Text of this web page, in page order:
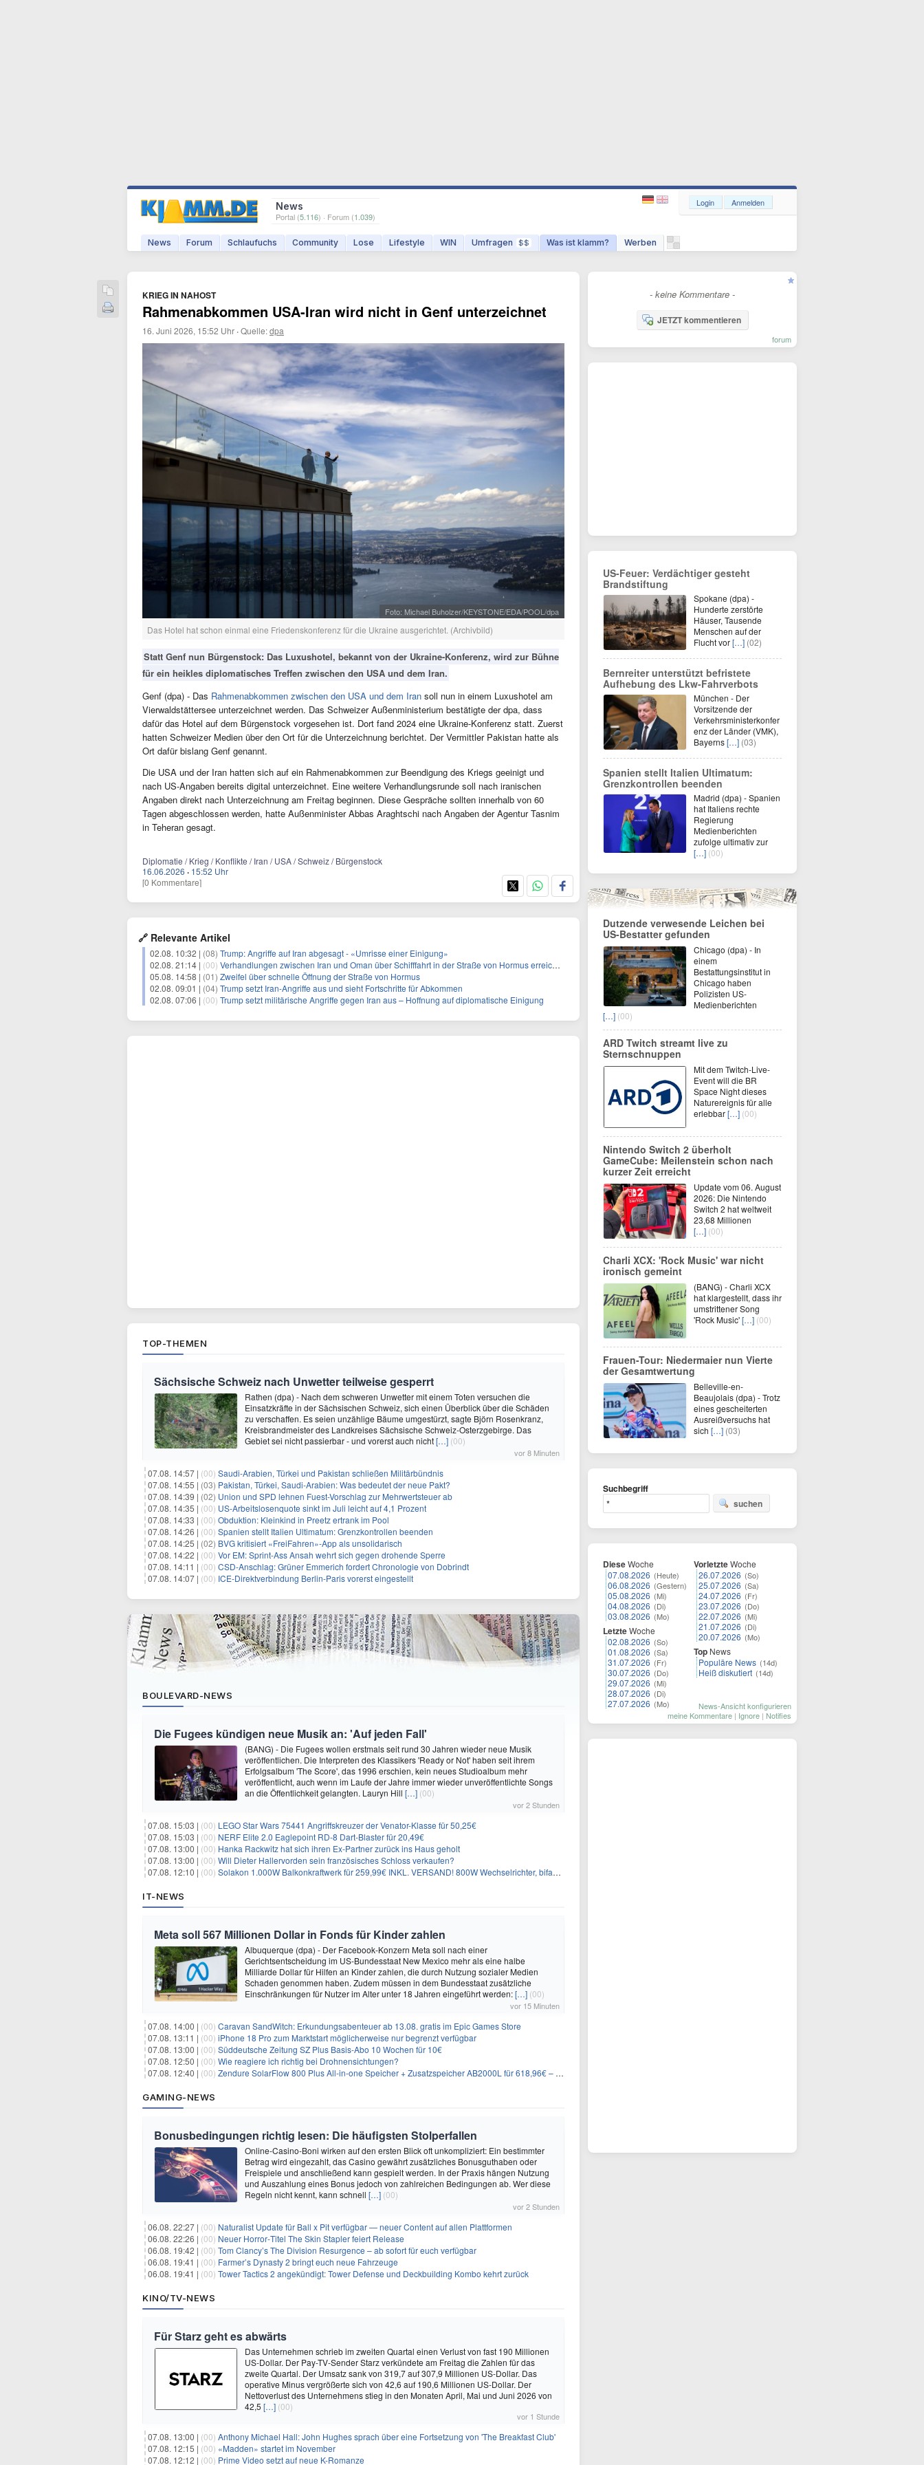
News
Portal (5.116) · Forum (1.039)
News Forum Schlaufuchs Community Lose Lifestyle WIN Umfragen $$ Was ist klamm? Werben
Login Anmelden
KRIEG IN NAHOST
Rahmenabkommen USA-Iran wird nicht in Genf unterzeichnet
16. Juni 2026, 15:52 Uhr ·Quelle:dpa
Foto: Michael Buholzer/KEYSTONE/EDA/POOL/dpa
Das Hotel hat schon einmal eine Friedenskonferenz für die Ukraine ausgerichtet. (Archivbild)
Statt Genf nun Bürgenstock: Das Luxushotel, bekannt von der Ukraine-Konferenz, wird zur Bühne
für ein heikles diplomatisches Treffen zwischen den USA und dem Iran.
Genf (dpa) - Das Rahmenabkommen zwischen den USA und dem Iran soll nun in einem Luxushotel am
Vierwaldstättersee unterzeichnet werden. Das Schweizer Außenministerium bestätigte der dpa, dass
dafür das Hotel auf dem Bürgenstock vorgesehen ist. Dort fand 2024 eine Ukraine-Konferenz statt. Zuerst
hatten Schweizer Medien über den Ort für die Unterzeichnung berichtet. Der Vermittler Pakistan hatte als
Ort dafür bislang Genf genannt.
Die USA und der Iran hatten sich auf ein Rahmenabkommen zur Beendigung des Kriegs geeinigt und
nach US-Angaben bereits digital unterzeichnet. Eine weitere Verhandlungsrunde soll nach iranischen
Angaben direkt nach Unterzeichnung am Freitag beginnen. Diese Gespräche sollten innerhalb von 60
Tagen abgeschlossen werden, hatte Außenminister Abbas Araghtschi nach Angaben der Agentur Tasnim
in Teheran gesagt.
Diplomatie / Krieg / Konflikte / Iran / USA / Schweiz / Bürgenstock
16.06.2026 · 15:52 Uhr
[0 Kommentare]
🔗 Relevante Artikel
02.08. 10:32 | (08) Trump: Angriffe auf Iran abgesagt - «Umrisse einer Einigung»
02.08. 21:14 | (00) Verhandlungen zwischen Iran und Oman über Schifffahrt in der Straße von Hormus erreichen entscheidende Phase
05.08. 14:58 | (01) Zweifel über schnelle Öffnung der Straße von Hormus
02.08. 09:01 | (04) Trump setzt Iran-Angriffe aus und sieht Fortschritte für Abkommen
02.08. 07:06 | (00) Trump setzt militärische Angriffe gegen Iran aus – Hoffnung auf diplomatische Einigung
TOP-THEMEN
Sächsische Schweiz nach Unwetter teilweise gesperrt
Rathen (dpa) - Nach dem schweren Unwetter mit einem Toten versuchen die
Einsatzkräfte in der Sächsischen Schweiz, sich einen Überblick über die Schäden
zu verschaffen. Es seien unzählige Bäume umgestürzt, sagte Björn Rosenkranz,
Kreisbrandmeister des Landkreises Sächsische Schweiz-Osterzgebirge. Das
Gebiet sei nicht passierbar - und vorerst auch nicht[…] (00)
vor 8 Minuten
07.08. 14:57 | (00) Saudi-Arabien, Türkei und Pakistan schließen Militärbündnis
07.08. 14:55 | (03) Pakistan, Türkei, Saudi-Arabien: Was bedeutet der neue Pakt?
07.08. 14:39 | (02) Union und SPD lehnen Fuest-Vorschlag zur Mehrwertsteuer ab
07.08. 14:35 | (00) US-Arbeitslosenquote sinkt im Juli leicht auf 4,1 Prozent
07.08. 14:33 | (00) Obduktion: Kleinkind in Preetz ertrank im Pool
07.08. 14:26 | (00) Spanien stellt Italien Ultimatum: Grenzkontrollen beenden
07.08. 14:25 | (02) BVG kritisiert «FreiFahren»-App als unsolidarisch
07.08. 14:22 | (00) Vor EM: Sprint-Ass Ansah wehrt sich gegen drohende Sperre
07.08. 14:11 | (00) CSD-Anschlag: Grüner Emmerich fordert Chronologie von Dobrindt
07.08. 14:07 | (00) ICE-Direktverbindung Berlin-Paris vorerst eingestellt
BOULEVARD-NEWS
Die Fugees kündigen neue Musik an: 'Auf jeden Fall'
(BANG) - Die Fugees wollen erstmals seit rund 30 Jahren wieder neue Musik
veröffentlichen. Die Interpreten des Klassikers 'Ready or Not' haben seit ihrem
Erfolgsalbum 'The Score', das 1996 erschien, kein neues Studioalbum mehr
veröffentlicht, auch wenn im Laufe der Jahre immer wieder unveröffentlichte Songs
an die Öffentlichkeit gelangten. Lauryn Hill […] (00)
vor 2 Stunden
07.08. 15:03 | (00) LEGO Star Wars 75441 Angriffskreuzer der Venator-Klasse für 50,25€
07.08. 15:03 | (00) NERF Elite 2.0 Eaglepoint RD-8 Dart-Blaster für 20,49€
07.08. 13:00 | (00) Hanka Rackwitz hat sich ihren Ex-Partner zurück ins Haus geholt
07.08. 13:00 | (00) Will Dieter Hallervorden sein französisches Schloss verkaufen?
07.08. 12:10 | (00) Solakon 1.000W Balkonkraftwerk für 259,99€ INKL. VERSAND! 800W Wechselrichter, bifazial
IT-NEWS
Meta soll 567 Millionen Dollar in Fonds für Kinder zahlen
Albuquerque (dpa) - Der Facebook-Konzern Meta soll nach einer
Gerichtsentscheidung im US-Bundesstaat New Mexico mehr als eine halbe
Milliarde Dollar für Hilfen an Kinder zahlen, die durch Nutzung sozialer Medien
Schaden genommen haben. Zudem müssen in dem Bundesstaat zusätzliche
Einschränkungen für Nutzer im Alter unter 18 Jahren eingeführt werden:[…] (00)
vor 15 Minuten
07.08. 14:00 | (00) Caravan SandWitch: Erkundungsabenteuer ab 13.08. gratis im Epic Games Store
07.08. 13:11 | (00) iPhone 18 Pro zum Marktstart möglicherweise nur begrenzt verfügbar
07.08. 13:00 | (00) Süddeutsche Zeitung SZ Plus Basis-Abo 10 Wochen für 10€
07.08. 12:50 | (00) Wie reagiere ich richtig bei Drohnensichtungen?
07.08. 12:40 | (00) Zendure SolarFlow 800 Plus All-in-one Speicher + Zusatzspeicher AB2000L für 618,96€ – 3,84kWh fürs Balkonkraftwerk
GAMING-NEWS
Bonusbedingungen richtig lesen: Die häufigsten Stolperfallen
Online-Casino-Boni wirken auf den ersten Blick oft unkompliziert: Ein bestimmter
Betrag wird eingezahlt, das Casino gewährt zusätzliches Bonusguthaben oder
Freispiele und anschließend kann gespielt werden. In der Praxis hängen Nutzung
und Auszahlung eines Bonus jedoch von zahlreichen Bedingungen ab. Wer diese
Regeln nicht kennt, kann schnell […] (00)
vor 2 Stunden
06.08. 22:27 | (00) Naturalist Update für Ball x Pit verfügbar — neuer Content auf allen Plattformen
06.08. 22:26 | (00) Neuer Horror‑Titel The Skin Stapler feiert Release
06.08. 19:42 | (00) Tom Clancy’s The Division Resurgence – ab sofort für euch verfügbar
06.08. 19:41 | (00) Farmer’s Dynasty 2 bringt euch neue Fahrzeuge
06.08. 19:41 | (00) Tower Tactics 2 angekündigt: Tower Defense und Deckbuilding Kombo kehrt zurück
KINO/TV-NEWS
Für Starz geht es abwärts
Das Unternehmen schrieb im zweiten Quartal einen Verlust von fast 190 Millionen
US-Dollar. Der Pay-TV-Sender Starz verkündete am Freitag die Zahlen für das
zweite Quartal. Der Umsatz sank von 319,7 auf 307,9 Millionen US-Dollar. Das
operative Minus vergrößerte sich von 42,6 auf 190,6 Millionen US-Dollar. Der
Nettoverlust des Unternehmens stieg in den Monaten April, Mai und Juni 2026 von
42,5 […] (00)
vor 1 Stunde
07.08. 13:00 | (00) Anthony Michael Hall: John Hughes sprach über eine Fortsetzung von 'The Breakfast Club'
07.08. 12:15 | (00) «Madden» startet im November
07.08. 12:12 | (00) Prime Video setzt auf neue K-Romanze
- keine Kommentare -
JETZT kommentieren
forum
US-Feuer: Verdächtiger gesteht
Brandstiftung
Spokane (dpa) -
Hunderte zerstörte
Häuser, Tausende
Menschen auf der
Flucht vor[…] (02)
Bernreiter unterstützt befristete
Aufhebung des Lkw-Fahrverbots
München - Der
Vorsitzende der
Verkehrsministerkonfer
enz der Länder (VMK),
Bayerns[…] (03)
Spanien stellt Italien Ultimatum:
Grenzkontrollen beenden
Madrid (dpa) - Spanien
hat Italiens rechte
Regierung
Medienberichten
zufolge ultimativ zur
[…] (00)
Dutzende verwesende Leichen bei
US-Bestatter gefunden
Chicago (dpa) - In
einem
Bestattungsinstitut in
Chicago haben
Polizisten US-
Medienberichten
[…] (00)
ARD Twitch streamt live zu
Sternschnuppen
Mit dem Twitch-Live-
Event will die BR
Space Night dieses
Naturereignis für alle
erlebbar[…] (00)
Nintendo Switch 2 überholt
GameCube: Meilenstein schon nach
kurzer Zeit erreicht
Update vom 06. August
2026: Die Nintendo
Switch 2 hat weltweit
23,68 Millionen
[…] (00)
Charli XCX: 'Rock Music' war nicht
ironisch gemeint
(BANG) - Charli XCX
hat klargestellt, dass ihr
umstrittener Song
'Rock Music'[…] (00)
Frauen-Tour: Niedermaier nun Vierte
der Gesamtwertung
Belleville-en-
Beaujolais (dpa) - Trotz
eines gescheiterten
Ausreißversuchs hat
sich […] (03)
Suchbegriff
suchen
DieseWoche
07.08.2026 (Heute)
06.08.2026 (Gestern)
05.08.2026 (Mi)
04.08.2026 (Di)
03.08.2026 (Mo)
LetzteWoche
02.08.2026 (So)
01.08.2026 (Sa)
31.07.2026 (Fr)
30.07.2026 (Do)
29.07.2026 (Mi)
28.07.2026 (Di)
27.07.2026 (Mo)
VorletzteWoche
26.07.2026 (So)
25.07.2026 (Sa)
24.07.2026 (Fr)
23.07.2026 (Do)
22.07.2026 (Mi)
21.07.2026 (Di)
20.07.2026 (Mo)
Top News
Populäre News (14d)
Heiß diskutiert (14d)
News-Ansicht konfigurieren
meine Kommentare | Ignore | Notifies